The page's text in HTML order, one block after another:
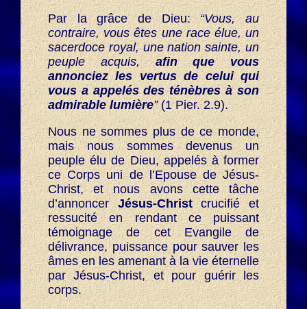
Par la grâce de Dieu:“Vous, au
contraire, vous êtes une race élue, un
sacerdoce royal, une nation sainte, un
peuple acquis,afin que vous
annonciez les vertus de celui qui
vous a appelés des ténèbres à son
admirable lumière”(1 Pier. 2.9).
Nous ne sommes plus de ce monde,
mais nous sommes devenus un
peuple élu de Dieu, appelés à former
ce Corps uni de l’Epouse de Jésus-
Christ, et nous avons cette tâche
d’annoncerJésus-Christcrucifié et
ressucité en rendant ce puissant
témoignage de cet Evangile de
délivrance, puissance pour sauver les
âmes en les amenant à la vie éternelle
par Jésus-Christ, et pour guérir les
corps.